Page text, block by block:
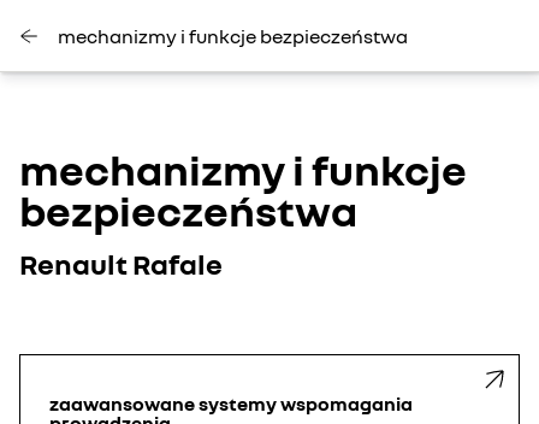
mechanizmy i funkcje bezpieczeństwa
mechanizmy i funkcje
bezpieczeństwa
Renault Rafale
zaawansowane systemy wspomagania